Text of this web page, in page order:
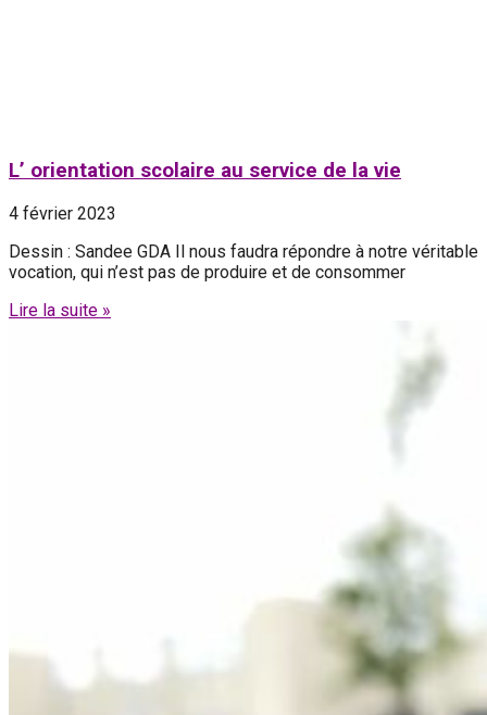
L’ orientation scolaire au service de la vie
4 février 2023
Dessin : Sandee GDA Il nous faudra répondre à notre véritable
vocation, qui n’est pas de produire et de consommer
Lire la suite »